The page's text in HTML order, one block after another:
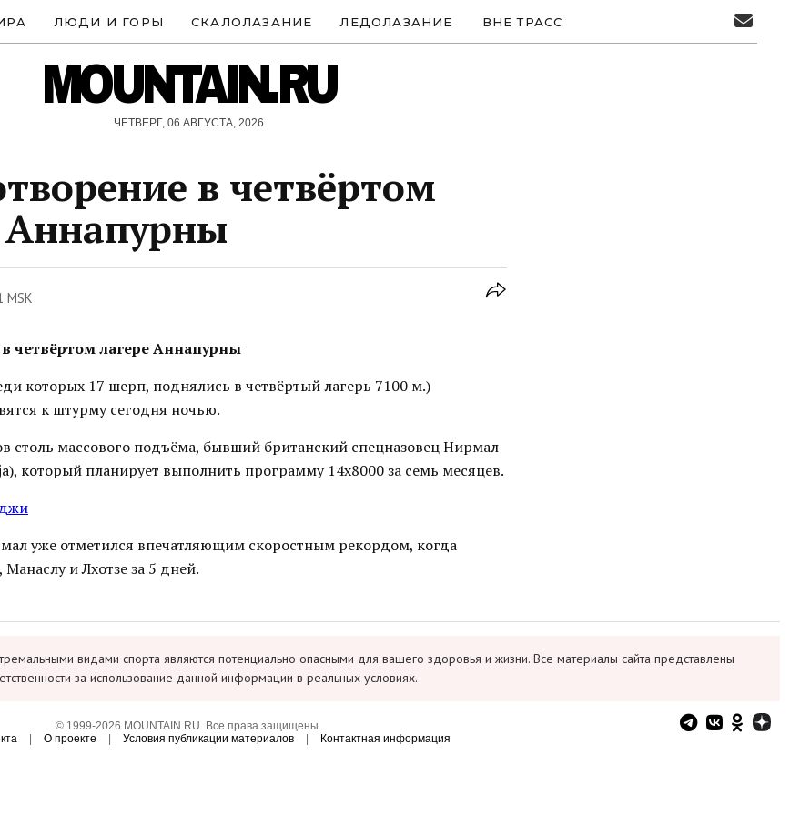
ЛЮДИ И ГОРЫ СКАЛОЛАЗАНИЕ ЛЕДОЛАЗАНИЕ ВНЕ ТРАСС
MOUNTAIN.RU
ЧЕТВЕРГ, 06 АВГУСТА, 2026
в четвёртом
Аннапурны
MSK
четвёртом лагере Аннапурны
которых 17 шерп, поднялись в четвёртый лагерь 7100 м.)
к штурму сегодня ночью.
столь массового подъёма, бывший британский спецназовец Нирмал
который планирует выполнить программу 14х8000 за семь месяцев.
уже отметился впечатляющим скоростным рекордом, когда
Манаслу и Лхотзе за 5 дней.
видами спорта являются потенциально опасными для вашего здоровья и жизни. Все материалы сайта представлены
за использование данной информации в реальных условиях.
© 1999-2026 MOUNTAIN.RU. Все права защищены.
О проекте Условия публикации материалов Контактная информация